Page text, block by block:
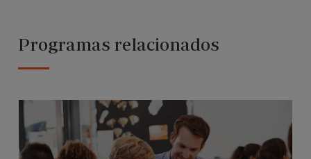
Programas relacionados